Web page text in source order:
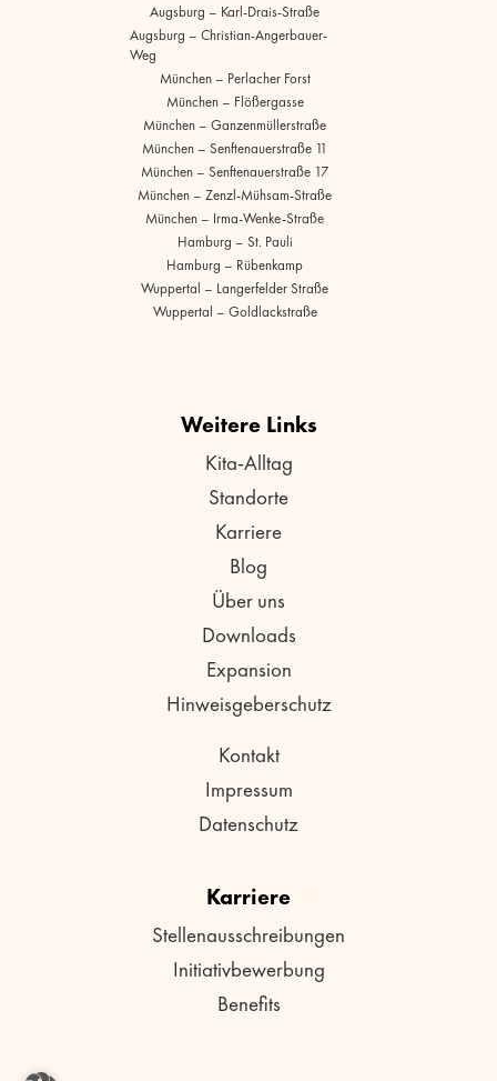
Augsburg – Karl-Drais-Straße
Augsburg – Christian-Angerbauer-
Weg
München – Perlacher Forst
München – Flößergasse
München – Ganzenmüllerstraße
München – Senftenauerstraße 11
München – Senftenauerstraße 17
München – Zenzl-Mühsam-Straße
München – Irma-Wenke-Straße
Hamburg – St. Pauli
Hamburg – Rübenkamp
Wuppertal – Langerfelder Straße
Wuppertal – Goldlackstraße
Weitere Links
Kita-Alltag
Standorte
Karriere
Blog
Über uns
Downloads
Expansion
Hinweisgeberschutz
Kontakt
Impressum
Datenschutz
Karriere
Stellenausschreibungen
Initiativbewerbung
Benefits